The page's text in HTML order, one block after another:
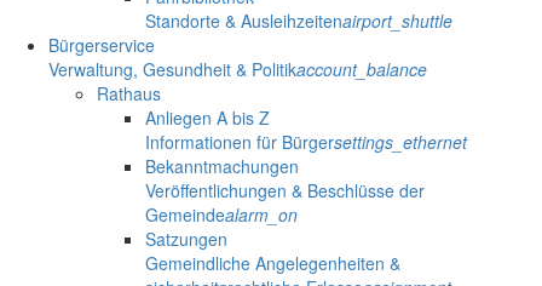
Standorte & Ausleihzeitenairport_shuttle
Bürgerservice
Verwaltung, Gesundheit & Politikaccount_balance
Rathaus
Anliegen A bis Z
Informationen für Bürgersettings_ethernet
Bekanntmachungen
Veröffentlichungen & Beschlüsse der
Gemeindealarm_on
Satzungen
Gemeindliche Angelegenheiten &